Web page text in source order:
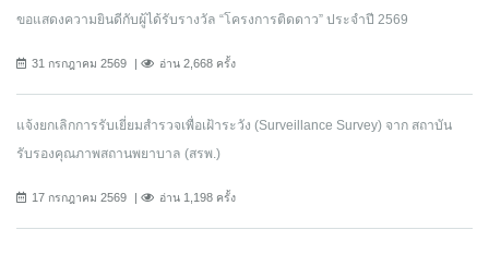
ขอแสดงความยินดีกับผู้ได้รับรางวัล “โครงการติดดาว” ประจำปี 2569
31 กรกฎาคม 2569 อ่าน 2,668 ครั้ง
แจ้งยกเลิกการรับเยี่ยมสำรวจเพื่อเฝ้าระวัง (Surveillance Survey) จาก สถาบัน
รับรองคุณภาพสถานพยาบาล (สรพ.)
17 กรกฎาคม 2569 อ่าน 1,198 ครั้ง